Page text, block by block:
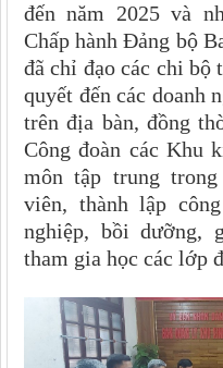
đến năm 2025 và
Chấp hành Đảng bộ
đã chỉ đạo các chi bộ
quyết đến các doanh
trên địa bàn, đồng
Công đoàn các Khu
môn tập trung
viên, thành lập
nghiệp, bồi dưỡng,
tham gia học các lớp